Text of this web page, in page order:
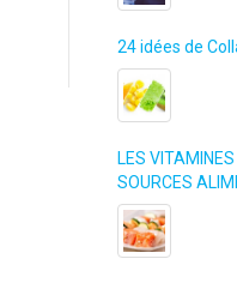
24 idées de
LES
SOURCES